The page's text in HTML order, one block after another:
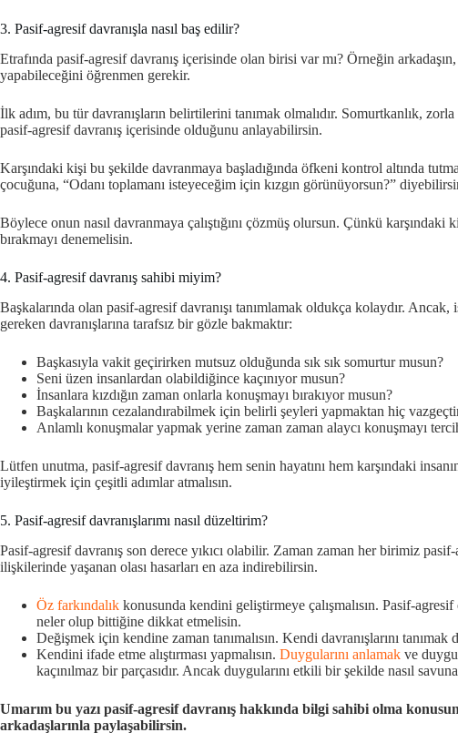
3. Pasif-agresif davranışla nasıl baş edilir?
Etrafında pasif-agresif davranış içerisinde olan birisi var mı? Örneğin
yapabileceğini öğrenmen gerekir.
İlk adım, bu tür davranışların belirtilerini tanımak olmalıdır. Somurtkanlık,
pasif-agresif davranış içerisinde olduğunu anlayabilirsin.
Karşındaki kişi bu şekilde davranmaya başladığında öfkeni kontrol altında
çocuğuna, “Odanı toplamanı isteyeceğim için kızgın görünüyorsun?”
Böylece onun nasıl davranmaya çalıştığını çözmüş olursun. Çünkü
bırakmayı denemelisin.
4. Pasif-agresif davranış sahibi miyim?
Başkalarında olan pasif-agresif davranışı tanımlamak oldukça kolaydır.
gereken davranışlarına tarafsız bir gözle bakmaktır:
Başkasıyla vakit geçirirken mutsuz olduğunda sık sık somurtur musun?
Seni üzen insanlardan olabildiğince kaçınıyor musun?
İnsanlara kızdığın zaman onlarla konuşmayı bırakıyor musun?
Başkalarının cezalandırabilmek için belirli şeyleri yapmaktan hiç
Anlamlı konuşmalar yapmak yerine zaman zaman alaycı konuşmayı
Lütfen unutma, pasif-agresif davranış hem senin hayatını hem karşındaki
iyileştirmek için çeşitli adımlar atmalısın.
5. Pasif-agresif davranışlarımı nasıl düzeltirim?
Pasif-agresif davranış son derece yıkıcı olabilir. Zaman zaman her birimiz
ilişkilerinde yaşanan olası hasarları en aza indirebilirsin.
Öz farkındalık konusunda kendini geliştirmeye çalışmalısın. Pasif-
neler olup bittiğine dikkat etmelisin.
Değişmek için kendine zaman tanımalısın. Kendi davranışlarını
Kendini ifade etme alıştırması yapmalısın. Duygularını anlamak ve
kaçınılmaz bir parçasıdır. Ancak duygularını etkili bir şekilde nasıl
Umarım bu yazı pasif-agresif davranış hakkında bilgi sahibi olma
arkadaşlarınla paylaşabilirsin.